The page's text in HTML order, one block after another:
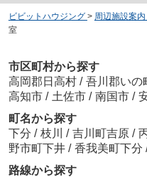
ビビットハウジング > 周辺施設案内
室
市区町村から探す
高岡郡日高村 / 吾川郡いの
高知市 / 土佐市 / 南国市 /
町名から探す
下分 / 枝川 / 吉川町吉原 /
野市町下井 / 香我美町下分
路線から探す